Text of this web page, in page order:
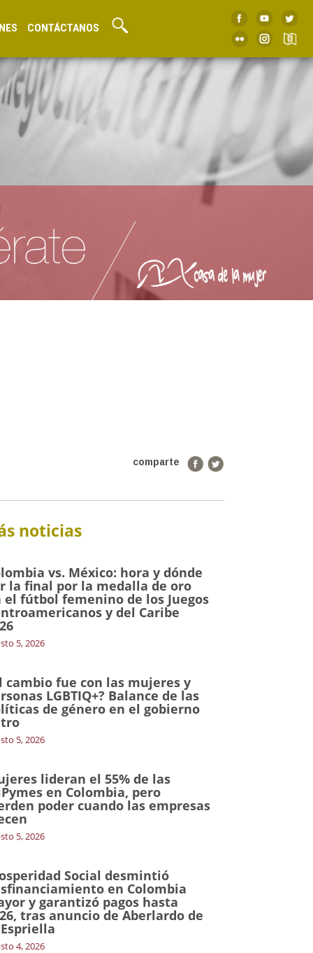
CONTÁCTANOS
comparte
noticias
vs. México: hora y dónde
la final por la medalla de oro
el fútbol femenino de los Juegos
y del Caribe
5, 2026
cambio fue con las mujeres y
LGBTIQ+? Balance de las
de género en el gobierno
5, 2026
lideran el 55% de las
en Colombia, pero
poder cuando las empresas
5, 2026
Social desmintió
en Colombia
y garantizó pagos hasta
tras anuncio de Aberlardo de
4, 2026